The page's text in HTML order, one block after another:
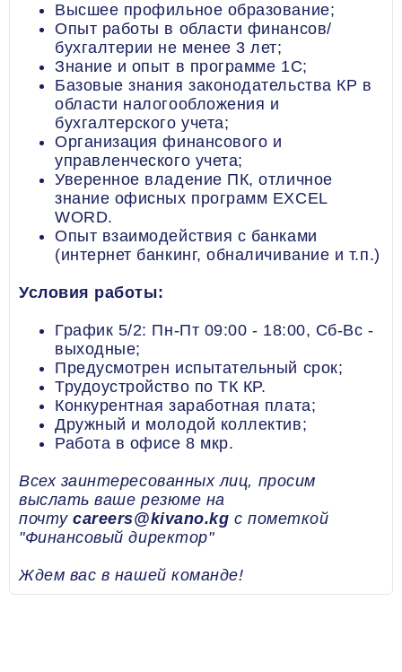
Высшее профильное образование;
Опыт работы в области финансов/
бухгалтерии не менее 3 лет;
Знание и опыт в программе 1С;
Базовые знания законодательства КР в
области налогообложения и
бухгалтерского учета;
Организация финансового и
управленческого учета;
Уверенное владение ПК, отличное
знание офисных программ EXCEL
WORD.
Опыт взаимодействия с банками
(интернет банкинг, обналичивание и т.п.)
Условия работы:
График 5/2: Пн-Пт 09:00 - 18:00, Cб-Вс -
выходные;
Предусмотрен испытательный срок;
Трудоустройство по ТК КР.
Конкурентная заработная плата;
Дружный и молодой коллектив;
Работа в офисе 8 мкр.
Всех заинтересованных лиц, просим
выслать ваше резюме на
почтуcareers@kivano.kg с пометкой
"Финансовый директор"
Ждем вас в нашей команде!